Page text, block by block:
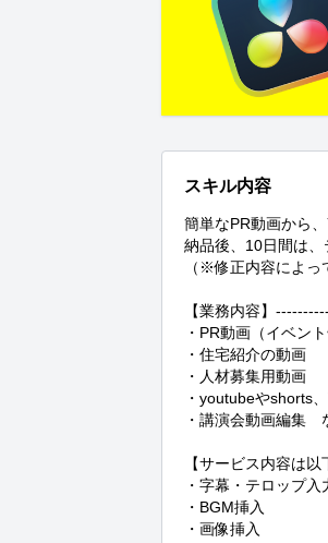
スキル内容
簡単なPR動画から
納品後、10日間は、
（※修正内容によっ
【業務内容】
・PR動画（イベン
・住宅紹介の動画
・人材募集用動画
・youtubeやshorts
・講演会動画編集　
【サービス内容は
・字幕・テロップ入
・BGM挿入
・画像挿入